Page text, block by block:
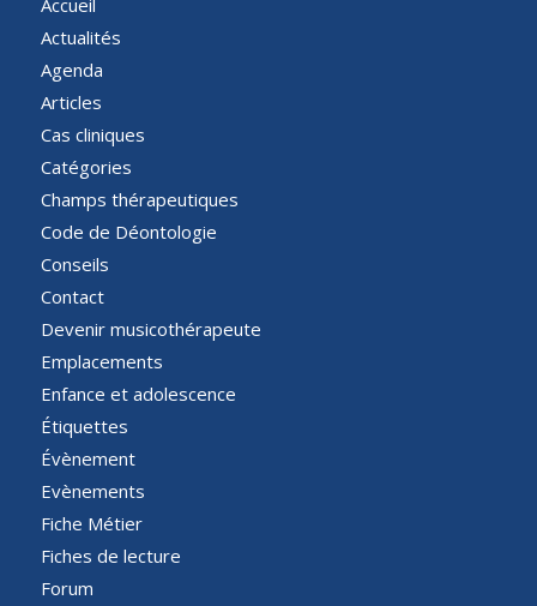
Actualités
Agenda
Articles
Cas cliniques
Catégories
Champs thérapeutiques
Code de Déontologie
Conseils
Contact
Devenir musicothérapeute
Emplacements
Enfance et adolescence
Étiquettes
Évènement
Evènements
Fiche Métier
Fiches de lecture
Forum